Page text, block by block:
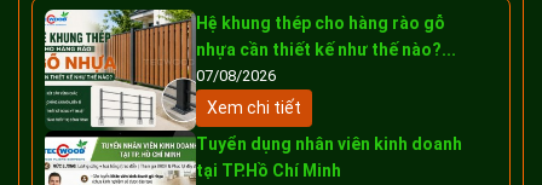
Hệ khung thép cho hàng rào gỗ
nhựa cần thiết kế như thế nào?...
07/08/2026
Xem chi tiết
Tuyển dụng nhân viên kinh doanh
tại TP.Hồ Chí Minh